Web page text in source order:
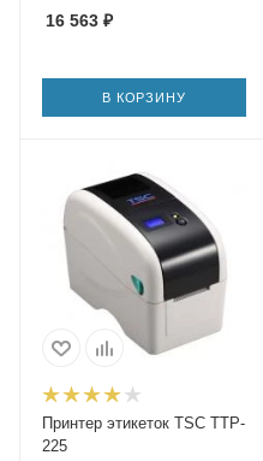
16 563 ₽
В КОРЗИНУ
Принтер этикеток TSC TTP-
225